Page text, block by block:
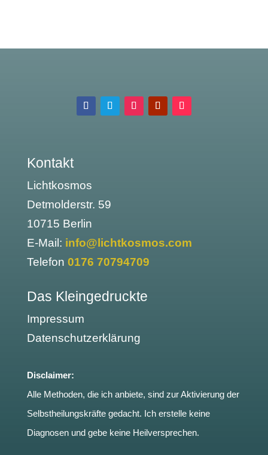
Kontakt
Lichtkosmos
Detmolderstr. 59
10715 Berlin
E-Mail: info@lichtkosmos.com
Telefon 0176 70794709
Das Kleingedruckte
Impressum
Datenschutzerklärung
Disclaimer:
Alle Methoden, die ich anbiete, sind zur Aktivierung der
Selbstheilungskräfte gedacht. Ich erstelle keine
Diagnosen und gebe keine Heilversprechen.